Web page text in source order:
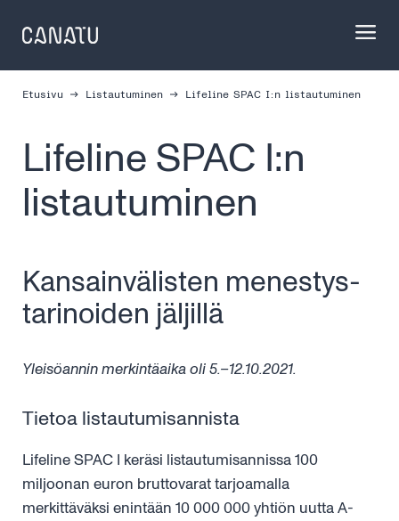
content
Etusivu Listautuminen Lifeline SPAC I:n listautuminen
Lifeline SPAC I:n
listautuminen
Kansain­välisten menestys­
tarinoiden jäljillä
Yleisöannin merkintäaika oli 5.–12.10.2021.
Tietoa listautumisannista
Lifeline SPAC I keräsi listautumisannissa 100
miljoonan euron bruttovarat tarjoamalla
merkittäväksi enintään 10 000 000 yhtiön uutta A-